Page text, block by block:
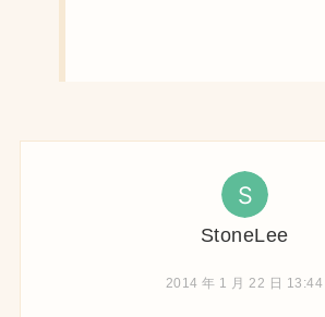
StoneLee
2014 年 1 月 22 日 13:44